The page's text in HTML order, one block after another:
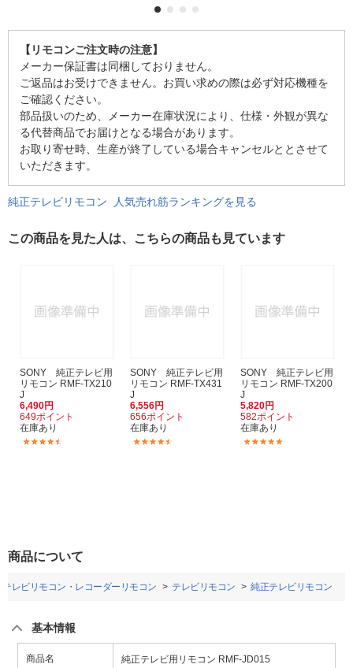
【リモコンご注文時の注意】
メーカー保証書は同梱しておりません。
ご返品はお受けできません。お買い求めの際は必ず対応機種を
ご確認ください。
部品扱いのため、メーカー在庫状況により、仕様・外観が異な
る代替商品でお届けとなる場合があります。
お取り寄せ時、生産が終了している場合キャンセルととさせて
いただきます。
純正テレビリモコン 人気売れ筋ランキングを見る
この商品を見た人は、こちらの商品も見ています
SONY 純正テレビ用
リモコン RMF-TX210
J
6,490円
649ポイント
在庫あり
SONY 純正テレビ用
リモコン RMF-TX431
J
6,556円
656ポイント
在庫あり
SONY 純正テレビ用
リモコン RMF-TX200
J
5,820円
582ポイント
在庫あり
商品について
テレビリモコン・レコーダーリモコン テレビリモコン 純正テレビリモコン
基本情報
商品名 純正テレビ用リモコン RMF-JD015